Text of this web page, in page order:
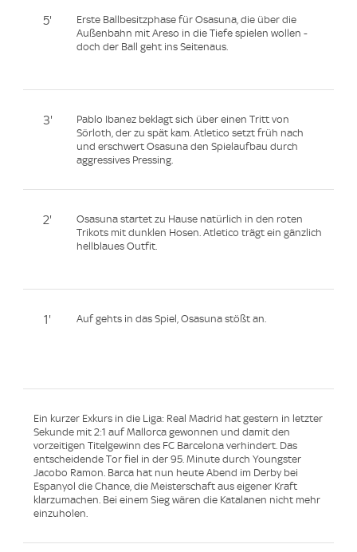
5'
Erste Ballbesitzphase für Osasuna, die über die
Außenbahn mit Areso in die Tiefe spielen wollen -
doch der Ball geht ins Seitenaus.
3'
Pablo Ibanez beklagt sich über einen Tritt von
Sörloth, der zu spät kam. Atletico setzt früh nach
und erschwert Osasuna den Spielaufbau durch
aggressives Pressing.
2'
Osasuna startet zu Hause natürlich in den roten
Trikots mit dunklen Hosen. Atletico trägt ein gänzlich
hellblaues Outfit.
1' Auf gehts in das Spiel, Osasuna stößt an.
Ein kurzer Exkurs in die Liga: Real Madrid hat gestern in letzter
Sekunde mit 2:1 auf Mallorca gewonnen und damit den
vorzeitigen Titelgewinn des FC Barcelona verhindert. Das
entscheidende Tor fiel in der 95. Minute durch Youngster
Jacobo Ramon. Barca hat nun heute Abend im Derby bei
Espanyol die Chance, die Meisterschaft aus eigener Kraft
klarzumachen. Bei einem Sieg wären die Katalanen nicht mehr
einzuholen.